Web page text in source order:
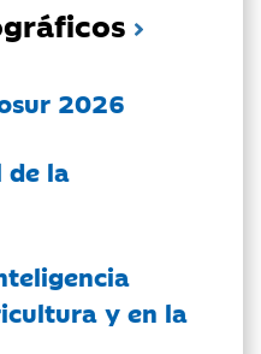
2026
de la
y en la